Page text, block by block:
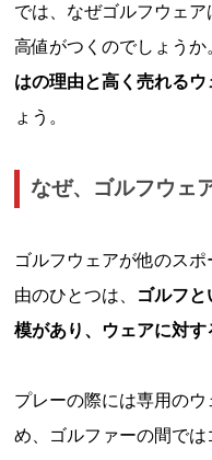
では、なぜゴルフウェ
高値がつくのでしょう
はの理由と高く売れるウ
ょう。
なぜ、ゴルフウェ
ゴルフウェアが他のス
由のひとつは、 ゴルフ
模があり、ウェアに対
プレーの際には専用の
め、ゴルファーの間で